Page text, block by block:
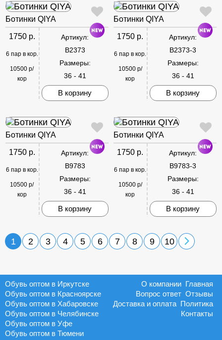
Ботинки QIYA
1750 р.
6 пар в кор.
10500 р/
кор
Артикул:
B2373
Размеры:
36 - 41
В корзину
Ботинки QIYA
1750 р.
6 пар в кор.
10500 р/
кор
Артикул:
B2373-3
Размеры:
36 - 41
В корзину
Ботинки QIYA
1750 р.
6 пар в кор.
10500 р/
кор
Артикул:
B9783
Размеры:
36 - 41
В корзину
Ботинки QIYA
1750 р.
6 пар в кор.
10500 р/
кор
Артикул:
B9783-3
Размеры:
36 - 41
В корзину
1 2 3 4 5 6 7 8 9 10
Обувь оптом в Иркутске
Обувь оптом в Красноярске
Обувь оптом в Хабаровске
Обувь оптом в Челябинске
Обувь оптом в Уфе
Обувь оптом в Тюмени
Главная
О компании
Отзывы
Вопрос ответ
Политика
Доставка и оплата
Контакты